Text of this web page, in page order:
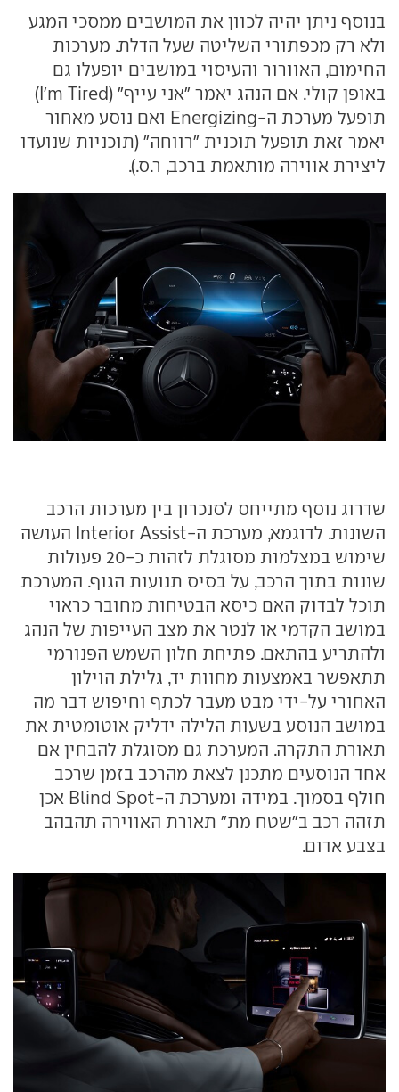
בנוסף ניתן יהיה לכוון את המושבים ממסכי המגע
ולא רק מכפתורי השליטה שעל הדלת. מערכות
החימום, האוורור והעיסוי במושבים יופעלו גם
באופן קולי. אם הנהג יאמר "אני עייף" (I'm Tired)
תופעל מערכת ה-Energizing ואם נוסע מאחור
יאמר זאת תופעל תוכנית "רווחה" (תוכניות שנועדו
ליצירת אווירה מותאמת ברכב, ר.ס.).
שדרוג נוסף מתייחס לסנכרון בין מערכות הרכב
השונות. לדוגמא, מערכת ה-Interior Assist העושה
שימוש במצלמות מסוגלת לזהות כ-20 פעולות
שונות בתוך הרכב, על בסיס תנועות הגוף. המערכת
תוכל לבדוק האם כיסא הבטיחות מחובר כראוי
במושב הקדמי או לנטר את מצב העייפות של הנהג
ולהתריע בהתאם. פתיחת חלון השמש הפנורמי
תתאפשר באמצעות מחוות יד, גלילת הוילון
האחורי על-ידי מבט מעבר לכתף וחיפוש דבר מה
במושב הנוסע בשעות הלילה ידליק אוטומטית את
תאורת התקרה. המערכת גם מסוגלת להבחין אם
אחד הנוסעים מתכנן לצאת מהרכב בזמן שרכב
חולף בסמוך. במידה ומערכת ה-Blind Spot אכן
תזהה רכב ב"שטח מת" תאורת האווירה תהבהב
בצבע אדום.